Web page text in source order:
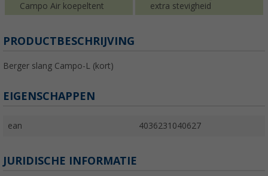
Campo Air koepeltent
extra stevigheid
PRODUCTBESCHRIJVING
Berger slang Campo-L (kort)
EIGENSCHAPPEN
ean 4036231040627
JURIDISCHE INFORMATIE